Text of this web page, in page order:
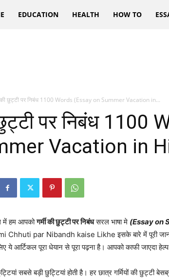
EDUCATION HEALTH HOW TO
की छुट्टी पर निबंध 1100 Words (Essay on Summer Vacation in...
छुट्टी पर निबंध 1100
Vacation in
में हम आपकोगर्मी की छुट्टी पर निबंधसरल भाषा मे (Essay on
Chhuti par Nibandh kaise Likhe इसके बारे में पूरी
ये आर्टिकल पूरा धेयान से पूरा पढ़ना है। आपको काफी जाएदा हेल्प
सबसे बड़ी छुट्टियां होती है। हर छात्र गर्मियों की छुट्टी